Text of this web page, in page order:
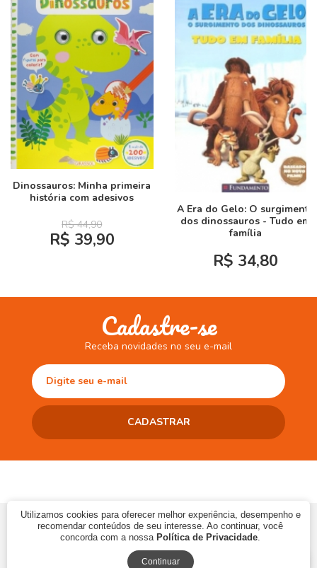
Dinossauros: Minha primeira
história com adesivos
R$ 44,90
R$ 39,90
A Era do Gelo: O surgimento
dos dinossauros - Tudo em
família
R$ 34,80
Cadastre-se
Receba novidades no seu e-mail
© 2017 CAMINHO DA LEITURA LTDA | CNPJ: 10.868.273/0001-06 | Ins.
Estadual: 90483286-33
Utilizamos cookies para oferecer melhor experiência, desempenho e
recomendar conteúdos de seu interesse. Ao continuar, você
concorda com a nossa Política de Privacidade.
Continuar